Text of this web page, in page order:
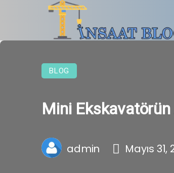
BLOG
Mini Ekskavatörün
admin Mayıs 31,